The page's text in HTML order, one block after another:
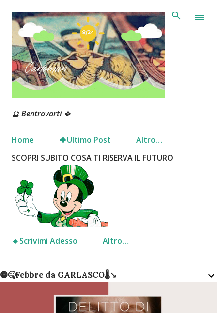
Passa ai contenuti principali
🔮 Bentrovarti 🍀
Home 🍀Ultimo Post
Altro…
SCOPRI SUBITO COSA TI RISERVA IL FUTURO
🔹️Scrivimi Adesso Altro…
🟡🤒Febbre da GARLASCO🌡↘️